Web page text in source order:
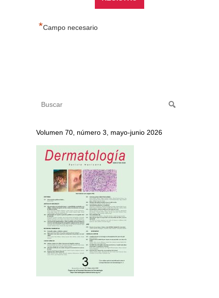
*Campo necesario
Volumen 70, número 3, mayo-junio 2026